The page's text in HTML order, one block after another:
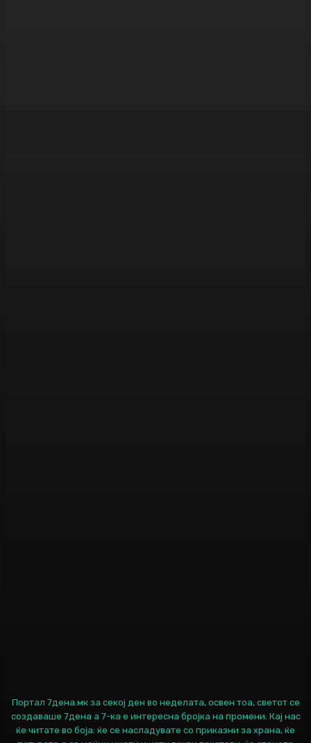
Портал 7дена.мк за секој ден во неделата, освен тоа, светот се
создаваше 7дена а 7-ка е интересна бројка на промени. Кај нас
ќе читате во боја: ќе се насладувате со приказни за храна, ќе